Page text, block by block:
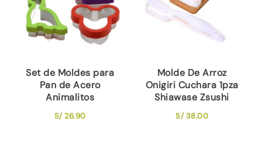
Set de Moldes para
Pan de Acero
Animalitos
S/26.90
Molde De Arroz
Onigiri Cuchara 1pza
Shiawase Zsushi
S/38.00